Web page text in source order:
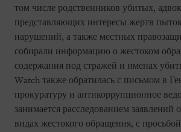
том числе родственников убитых,
представляющих интересы жертв
нарушений, а также местных
собирали информацию о жестоком
содержания под стражей и именах
Watch также обратилась с письмом в
прокуратуру и антикоррупционное
занимается расследованием заявлений
видах жестокого обращения, с